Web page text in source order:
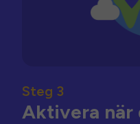
Steg 3
Aktivera när